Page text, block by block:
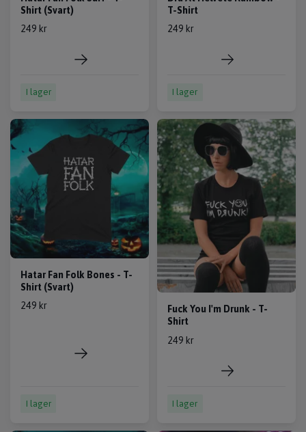
Shirt (Svart)
249 kr
I lager
T-Shirt
249 kr
I lager
Hatar Fan Folk Bones - T-
Shirt (Svart)
249 kr
I lager
Fuck You I'm Drunk - T-
Shirt
249 kr
I lager